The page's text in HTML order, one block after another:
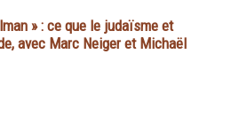
» : ce que le judaïsme et
avec Marc Neiger et Michaël